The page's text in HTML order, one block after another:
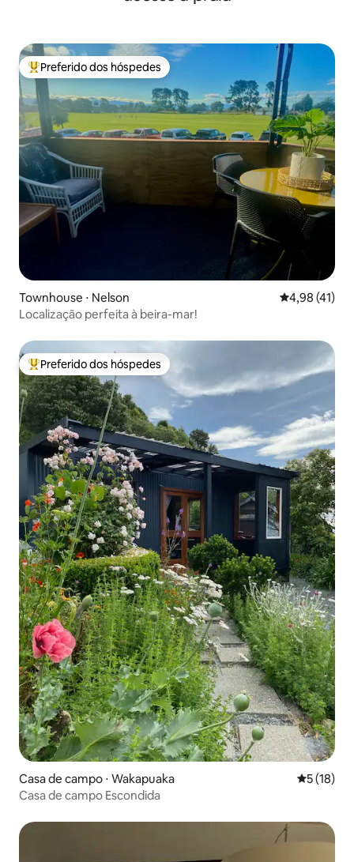
Entre os melhores preferidos dos hóspedes
Preferido dos hóspedes
Townhouse ⋅ Nelson 4,98 de uma
4,98 (41)
Localização perfeita à beira-mar!
Entre os melhores preferidos dos hóspedes
Preferido dos hóspedes
Casa de campo ⋅ Wakapuaka 5 de uma
5 (18)
Casa de campo Escondida